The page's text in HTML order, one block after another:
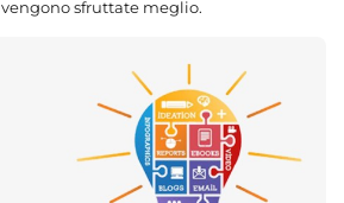
vengono sfruttate meglio.